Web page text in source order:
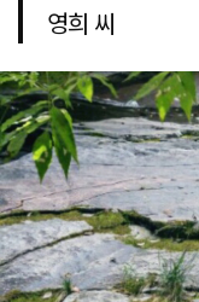
영희 씨